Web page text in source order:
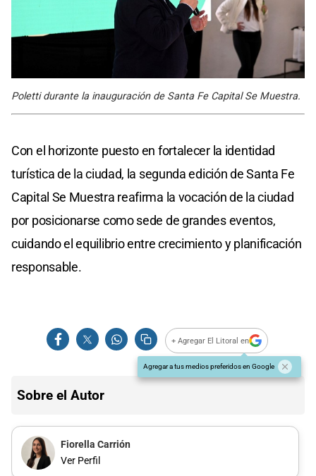
Poletti durante la inauguración de Santa Fe Capital Se Muestra.
Con el horizonte puesto en fortalecer la identidad
turística de la ciudad, la segunda edición de Santa Fe
Capital Se Muestra reafirma la vocación de la ciudad
por posicionarse como sede de grandes eventos,
cuidando el equilibrio entre crecimiento y planificación
responsable.
+ Agregar El Litoral en
Agregar a tus medios preferidos en Google
Sobre el Autor
Fiorella Carrión
Ver Perfil